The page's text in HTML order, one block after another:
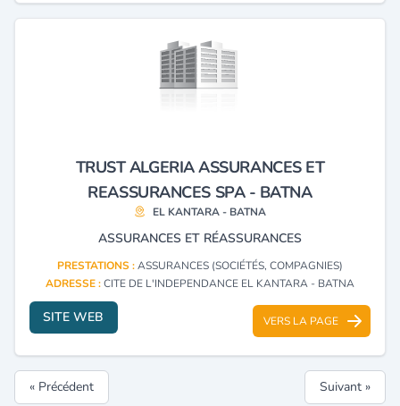
TRUST ALGERIA ASSURANCES ET
REASSURANCES SPA - BATNA
EL KANTARA - BATNA
ASSURANCES ET RÉASSURANCES
PRESTATIONS :ASSURANCES (SOCIÉTÉS, COMPAGNIES)
ADRESSE :CITE DE L'INDEPENDANCE EL KANTARA - BATNA
SITE WEB VERS LA PAGE
« Précédent Suivant »